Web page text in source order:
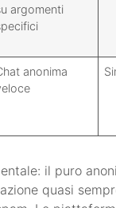
argomenti
anonima
il puro
quasi